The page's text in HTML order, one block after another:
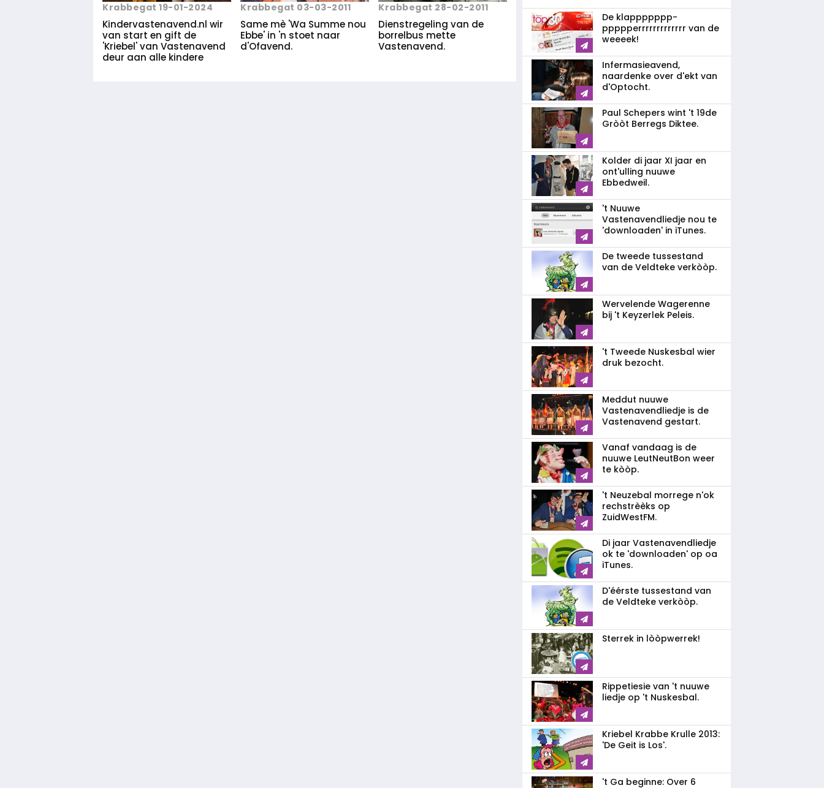
Krabbegat 19-01-2024
Kindervastenavend.nl wir
van start en gift de
'Kriebel' van Vastenavend
deur aan alle kindere
Krabbegat 03-03-2011
Same mè 'Wa Summe nou
Ebbe' in 'n stoet naar
d'Ofavend.
Krabbegat 28-02-2011
Dienstregeling van de
borrelbus mette
Vastenavend.
De klappppppp­
ppppperrrrrrrrrrrrr van de
weeeek!
Infermasieavend,
naardenke over d'ekt van
d'Optocht.
Paul Schepers wint 't 19de
Gròòt Berregs Diktee.
Kolder di jaar XI jaar en
ont'ulling nuuwe
Ebbedweil.
't Nuuwe
Vastenavendliedje nou te
'downloaden' in iTunes.
De tweede tussestand
van de Veldteke verkòòp.
Wervelende Wagerenne
bij 't Keyzerlek Peleis.
't Tweede Nuskesbal wier
druk bezocht.
Meddut nuuwe
Vastenavendliedje is de
Vastenavend gestart.
Vanaf vandaag is de
nuuwe LeutNeutBon weer
te kòòp.
't Neuzebal morrege n'ok
rechstrèèks op
ZuidWestFM.
Di jaar Vastenavendliedje
ok te 'downloaden' op oa
iTunes.
D'éérste tussestand van
de Veldteke verkòòp.
Sterrek in lòòpwerrek!
Rippetiesie van 't nuuwe
liedje op 't Nuskesbal.
Kriebel Krabbe Krulle 2013:
'De Geit is Los'.
't Ga beginne: Over 6